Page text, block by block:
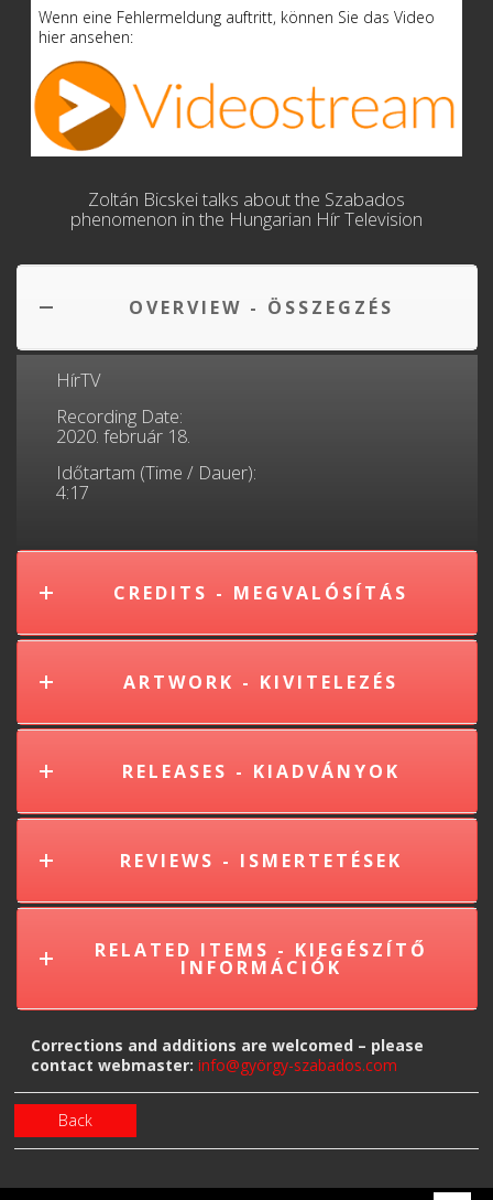
Wenn eine Fehlermeldung auftritt, können Sie das Video
hier ansehen:
Zoltán Bicskei talks about the Szabados
phenomenon in the Hungarian Hír Television
OVERVIEW - ÖSSZEGZÉS
HírTV
Recording Date:
2020. február 18.
Időtartam (Time / Dauer):
4:17
CREDITS - MEGVALÓSÍTÁS
ARTWORK - KIVITELEZÉS
RELEASES - KIADVÁNYOK
REVIEWS - ISMERTETÉSEK
RELATED ITEMS - KIEGÉSZÍTŐ
INFORMÁCIÓK
Corrections and additions are welcomed – please
contact webmaster: info@györgy-szabados.com
Back